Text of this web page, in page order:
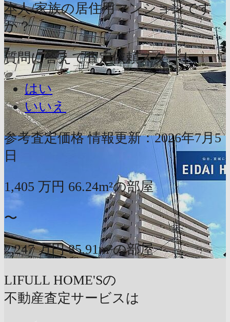
本人/家族の居住用マンションです
か？
質問に答えて査定依頼スタート
はい
いいえ
参考査定価格 情報更新：2026年7月5
日
1,405 万円 66.24m²の部屋
〜
2,247 万円 85.91m²の部屋
LIFULL HOME'Sの
不動産査定サービスは